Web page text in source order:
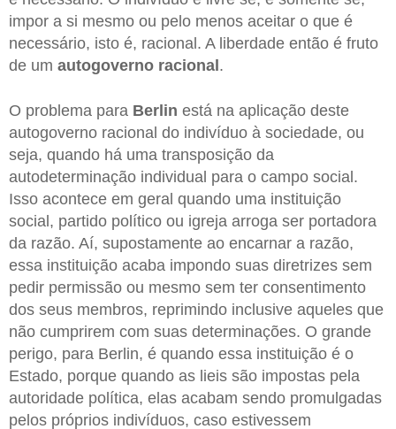
impor a si mesmo ou pelo menos aceitar o que é
necessário, isto é, racional. A liberdade então é fruto
de um autogoverno racional.
O problema para Berlin está na aplicação deste
autogoverno racional do indivíduo à sociedade, ou
seja, quando há uma transposição da
autodeterminação individual para o campo social.
Isso acontece em geral quando uma instituição
social, partido político ou igreja arroga ser portadora
da razão. Aí, supostamente ao encarnar a razão,
essa instituição acaba impondo suas diretrizes sem
pedir permissão ou mesmo sem ter consentimento
dos seus membros, reprimindo inclusive aqueles que
não cumprirem com suas determinações. O grande
perigo, para Berlin, é quando essa instituição é o
Estado, porque quando as lieis são impostas pela
autoridade política, elas acabam sendo promulgadas
pelos próprios indivíduos, caso estivessem